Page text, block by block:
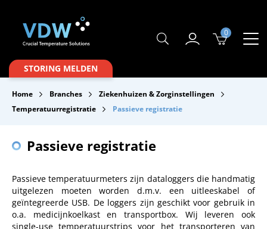
Producten
Branches
Merken
Service & Onderhoud
Contact
Downloads
0
STORING MELDEN
Home Branches
Ziekenhuizen & Zorginstellingen
Temperatuurregistratie
Passieve registratie
Passieve registratie
Passieve temperatuurmeters zijn dataloggers die handmatig
uitgelezen moeten worden d.m.v. een uitleeskabel of
geïntegreerde USB. De loggers zijn geschikt voor gebruik in
o.a. medicijnkoelkast en transportbox. Wij leveren ook
single-use temperatuurstrips voor het transporteren van